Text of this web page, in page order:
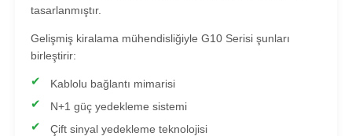
Ürünler
Videolar
VR Gösterisi
tasarlanmıştır.
Gelişmiş kiralama mühendisliğiyle G10 Serisi şunları
birleştirir:
Kablolu bağlantı mimarisi
N+1 güç yedekleme sistemi
Çift sinyal yedekleme teknolojisi